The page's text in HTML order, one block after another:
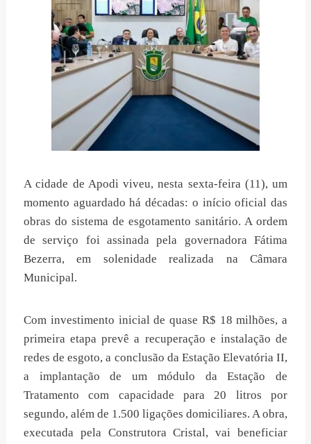
A cidade de Apodi viveu, nesta sexta-feira (11), um
momento aguardado há décadas: o início oficial das
obras do sistema de esgotamento sanitário. A ordem
de serviço foi assinada pela governadora Fátima
Bezerra, em solenidade realizada na Câmara
Municipal.
Com investimento inicial de quase R$ 18 milhões, a
primeira etapa prevê a recuperação e instalação de
redes de esgoto, a conclusão da Estação Elevatória II,
a implantação de um módulo da Estação de
Tratamento com capacidade para 20 litros por
segundo, além de 1.500 ligações domiciliares. A obra,
executada pela Construtora Cristal, vai beneficiar